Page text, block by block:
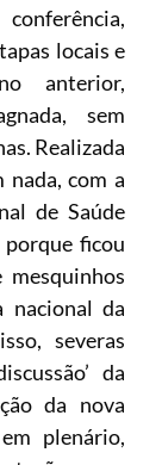
locais e
anterior,
sem
Realizada
com a
de Saúde
porque ficou
nacional da
severas
da
da nova
plenário,